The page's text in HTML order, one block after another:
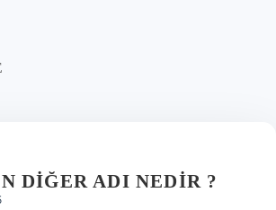
DIĞER ADI NEDIR ?